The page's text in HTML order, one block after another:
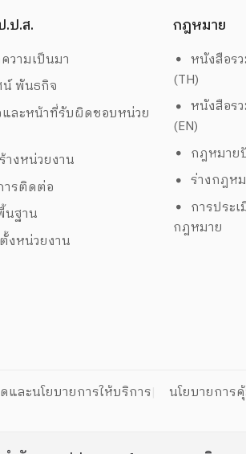
.ป.ส.
วามเป็นมา
พันธกิจ
ละหน้าที่รับผิดชอบหน่วย
างหน่วยงาน
รติดต่อ
นฐาน
งหน่วยงาน
กฎหมาย
หนังสือร
(TH)
หนังสือร
(EN)
กฎหมาย
ร่างกฎห
การประ
กฎหมาย
และนโยบายการให้บริการ นโยบายการ